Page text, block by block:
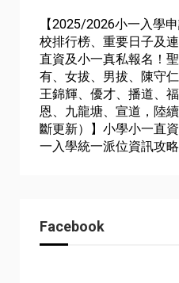
【2025/2026小一入學
校排行榜、重要日子及
直資及小一真私報名！
有、女拔、男拔、陳守仁
王錦輝、優才、播道、
恩、九龍塘、宣道，陸
斷更新）】小學小一直
一入學統一派位資訊攻略
Facebook